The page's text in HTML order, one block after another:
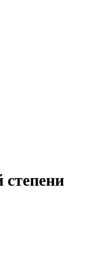
степени